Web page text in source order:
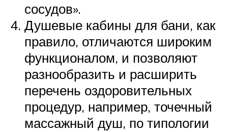
сосудов».
Душевые кабины для бани, как
правило, отличаются широким
функционалом, и позволяют
разнообразить и расширить
перечень оздоровительных
процедур, например, точечный
массажный душ, по типологии